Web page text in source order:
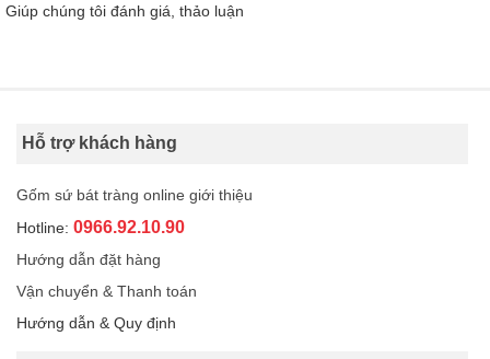
Giúp chúng tôi đánh giá, thảo luận
Hỗ trợ khách hàng
Gốm sứ bát tràng online giới thiệu
Hotline: 0966.92.10.90
Hướng dẫn đặt hàng
Vận chuyển & Thanh toán
Hướng dẫn & Quy định